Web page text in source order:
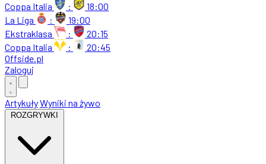
Coppa Italia
:
18:00
La Liga
:
19:00
Ekstraklasa
:
20:15
Coppa Italia
:
20:45
Offside.pl
Zaloguj
ArtykułyWyniki na żywo
ROZGRYWKI